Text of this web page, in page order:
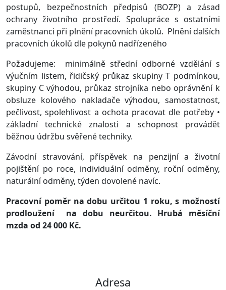
postupů, bezpečnostních předpisů (BOZP) a zásad
ochrany životního prostředí. Spolupráce s ostatními
zaměstnanci při plnění pracovních úkolů. Plnění dalších
pracovních úkolů dle pokynů nadřízeného
Požadujeme: minimálně střední odborné vzdělání s
výučním listem, řidičský průkaz skupiny T podmínkou,
skupiny C výhodou, průkaz strojníka nebo oprávnění k
obsluze kolového nakladače výhodou, samostatnost,
pečlivost, spolehlivost a ochota pracovat dle potřeby •
základní technické znalosti a schopnost provádět
běžnou údržbu svěřené techniky.
Závodní stravování, příspěvek na penzijní a životní
pojištění po roce, individuální odměny, roční odměny,
naturální odměny, týden dovolené navíc.
Pracovní poměr na dobu určitou 1 roku, s možností
prodloužení na dobu neurčitou. Hrubá měsíční
mzda od 24 000 Kč.
Adresa